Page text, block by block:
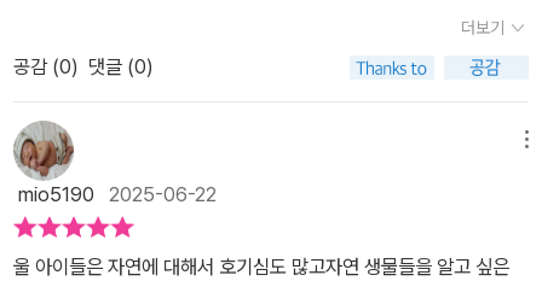
선아는 도감 그리기를 따라 그리면서 ‘닭새우가 진짜 살아 있는 줄 알
았어!’라고 할 만큼 집중력을 키울수 있엇답니다.​덕분에 자연 생물에
책’이 아니에요​『에그박사 15』는 단순히 재미로 끝나는 만화가 아니
에요. 어린이들의 탐구 본능을 콕 찔러 깨워주는 책이랄까요. 갑각류
생물들의 생태와 서식지, 특징 등을 자연스럽게 알려주며 관찰의 눈
을 길러줘요.​특히 에그박사 영상 제작 일기도 함께 수록되어 있어, 자
연 생물을 바라보는 시선을 배울 수 있었던 점도 인상 깊었어요. 선아
로 관찰해볼 수 있었어요.가재, 소라게, 쥐며느리, 딱총새우 등 평소에
는 잘 몰랐던 다양한 갑각류 친구들을 만나볼 수 있었고요,생물마다
생김새도 다르고, 사는 곳이나 행동도 달라서 아이들이 참 신기해했
어요. 무엇보다 생물들이 말을 거는 듯한 의인화된 만화 형식이라정
보를 그냥 전달하는 게 아니라 아이들 눈높이에서 자연스럽게 이해할
수 있었던 점이 참 좋았어요.스토리도 흥미롭고, 곳곳에 숨어 있는 생
물들의 이야기까지 더해져서과학이 딱딱하게 느껴지지 않고 재미있
더보기
공감 (0) 댓글 (0)
mio5190 2025-06-22
울 아이들은 자연에 대해서 호기심도 많고자연 생물들을 알고 싶은